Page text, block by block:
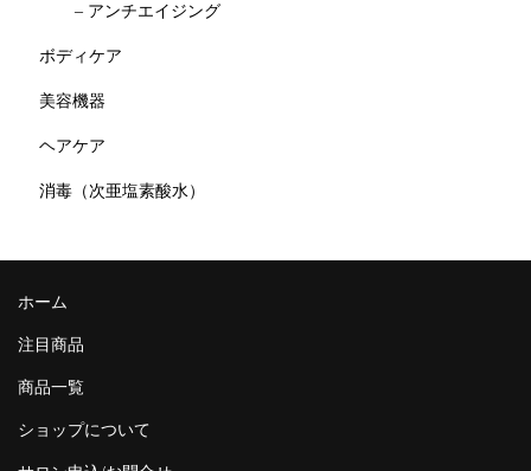
– アンチエイジング
ボディケア
美容機器
ヘアケア
消毒（次亜塩素酸水）
ホーム
注目商品
商品一覧
ショップについて